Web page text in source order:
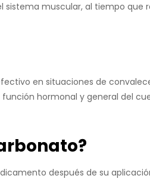
sistema muscular, al tiempo que
en situaciones de
hormonal y general del
después de su